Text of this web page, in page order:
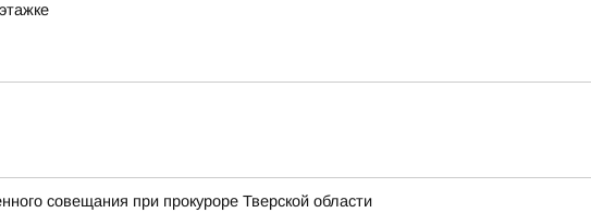
совещания при прокуроре Тверской области